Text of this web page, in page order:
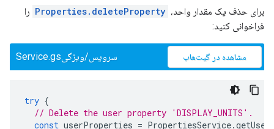
برای حذف یک مقدار واحد، Properties.deleteProperty را
فراخوانی کنید:
سرویس/ویژگیService.gs مشاهده در گیت‌هاب
try {
// Delete the user property 'DISPLAY_UNITS'.
const userProperties = PropertiesService.